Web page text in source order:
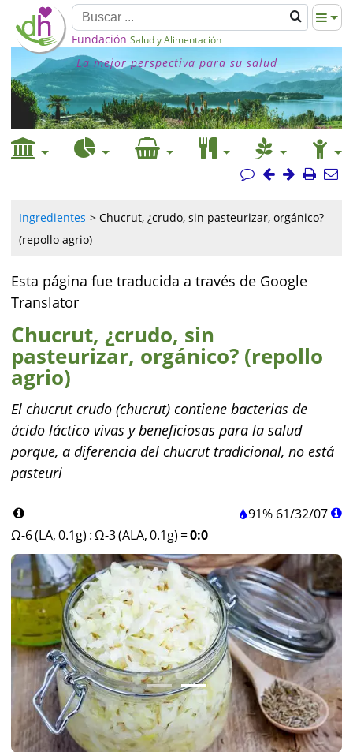
Fundación Salud y Alimentación
La mejor perspectiva para su salud
Ingredientes
Chucrut, ¿crudo, sin pasteurizar, orgánico?
(repollo agrio)
Esta página fue traducida a través de Google
Translator
Chucrut, ¿crudo, sin
pasteurizar, orgánico? (repollo
agrio)
El chucrut crudo (chucrut) contiene bacterias de
ácido láctico vivas y beneficiosas para la salud
porque, a diferencia del chucrut tradicional, no está
pasteuri
91% 61/32/07
Ω-6 (LA, 0.1g) :Ω-3 (ALA, 0.1g) =0:0